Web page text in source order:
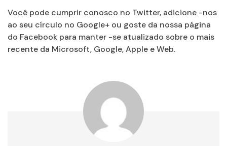
Você pode cumprir conosco no Twitter, adicione -nos
ao seu círculo no Google+ ou goste da nossa página
do Facebook para manter -se atualizado sobre o mais
recente da Microsoft, Google, Apple e Web.